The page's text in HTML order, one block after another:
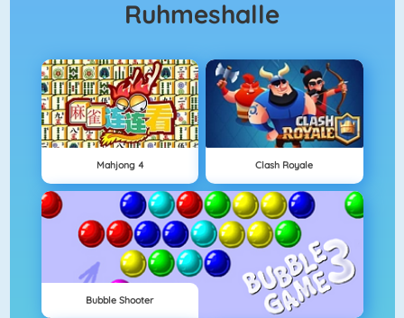
Ruhmeshalle
Mahjong 4 Clash Royale
Bubble Shooter